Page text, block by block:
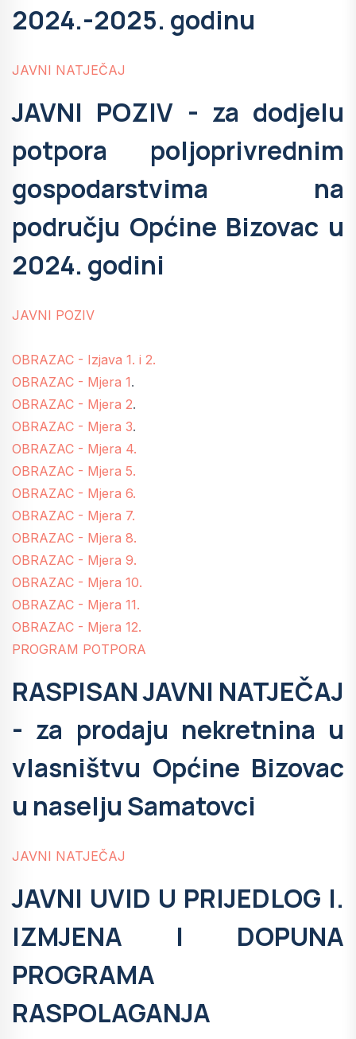
2024.-2025. godinu
JAVNI NATJEČAJ
JAVNI POZIV - za dodjelu
potpora poljoprivrednim
gospodarstvima na
području Općine Bizovac u
2024. godini
JAVNI POZIV
OBRAZAC - Izjava 1. i 2.
OBRAZAC - Mjera 1.
OBRAZAC - Mjera 2.
OBRAZAC - Mjera 3.
OBRAZAC - Mjera 4.
OBRAZAC - Mjera 5.
OBRAZAC - Mjera 6.
OBRAZAC - Mjera 7.
OBRAZAC - Mjera 8.
OBRAZAC - Mjera 9.
OBRAZAC - Mjera 10.
OBRAZAC - Mjera 11.
OBRAZAC - Mjera 12.
PROGRAM POTPORA
RASPISAN JAVNI NATJEČAJ
- za prodaju nekretnina u
vlasništvu Općine Bizovac
u naselju Samatovci
JAVNI NATJEČAJ
JAVNI UVID U PRIJEDLOG I.
IZMJENA I DOPUNA
PROGRAMA
RASPOLAGANJA